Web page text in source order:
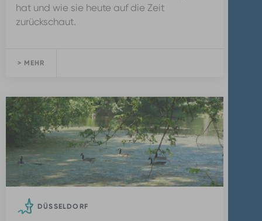
hat und wie sie heute auf die Zeit
zurückschaut.
> MEHR
DÜSSELDORF